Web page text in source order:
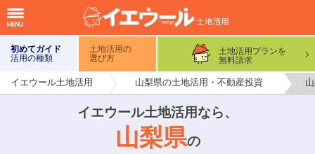
初めてガイド
活用の種類
土地活用の
選び方
土地活用プランを
無料請求
イエウール土地活用 山梨県の土地活用・不動産投資
イエウール土地活用なら、
山梨県の